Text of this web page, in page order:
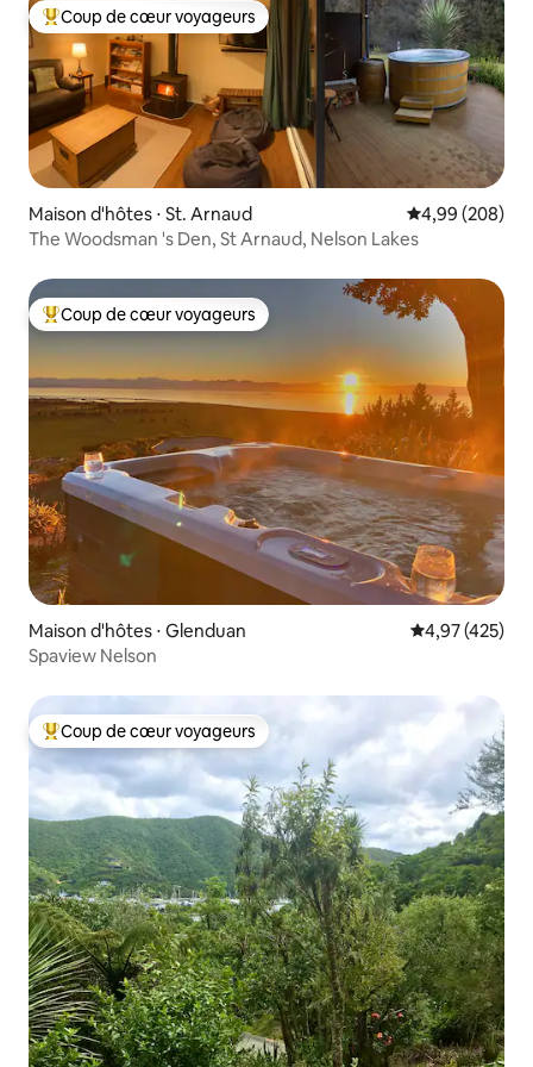
Coups de cœur voyageurs les plus appréciés
Coup de cœur voyageurs
Maison d'hôtes ⋅ St. Arnaud Évaluation
4,99 (208)
The Woodsman 's Den, St Arnaud, Nelson Lakes
Coups de cœur voyageurs les plus appréciés
Coup de cœur voyageurs
Maison d'hôtes ⋅ Glenduan Évaluation
4,97 (425)
Spaview Nelson
Coups de cœur voyageurs les plus appréciés
Coup de cœur voyageurs